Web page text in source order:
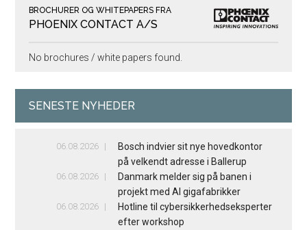
BROCHURER OG WHITEPAPERS FRA
PHOENIX CONTACT A/S
No brochures / white papers found.
SENESTE NYHEDER
06.08.2026
Bosch indvier sit nye hovedkontor
på velkendt adresse i Ballerup
06.08.2026
Danmark melder sig på banen i
projekt med AI gigafabrikker
06.08.2026
Hotline til cybersikkerhedseksperter
efter workshop